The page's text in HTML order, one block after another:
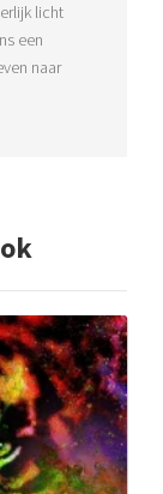
licht
een
naar